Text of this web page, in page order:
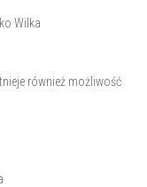
Wilka
również możliwość